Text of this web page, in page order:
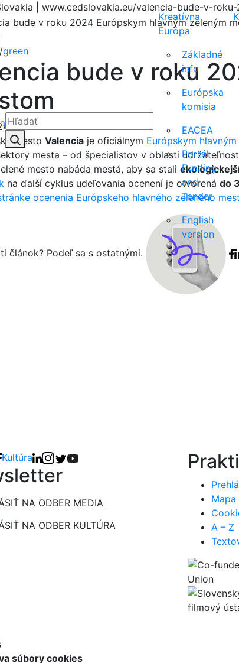
| www.cedslovakia.eu/valencia-bude-v-
Hľadať:Hľadať
Kreatívna
Európa
Základné
info
Európska
komisia
EACEA
Portál
Funding
and
Tender
English
version
/green
bude v roku
mesto Valencia je oficiálnym Európskym
mesta – od špecialistov v oblasti
mesto nabáda mestá, aby sa stali
na ďalší cyklus udeľovania ocenení je otvorená do
ocenenia Európskeho hlavného zeleného
článok? Podeľ sa s ostatnými.
Kultúra
NA ODBER MEDIA
NA ODBER KULTÚRA
A – Z
súbory cookies